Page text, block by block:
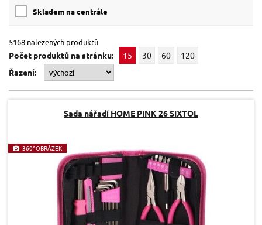
skladem na centrále
5168 nalezených produktů
Počet produktů na stránku: 15 30 60
120
Řazení:
Sada nářadí HOME PINK 26 SIXTOL
360° OBRÁZEK